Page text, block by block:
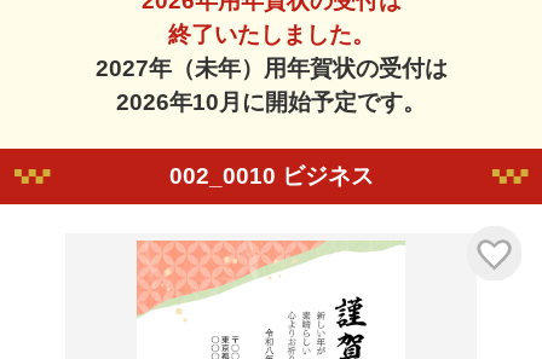
終了いたしました。
2027年（未年）用年賀状の受付は
2026年10月に開始予定です。
002_0010 ビジネス